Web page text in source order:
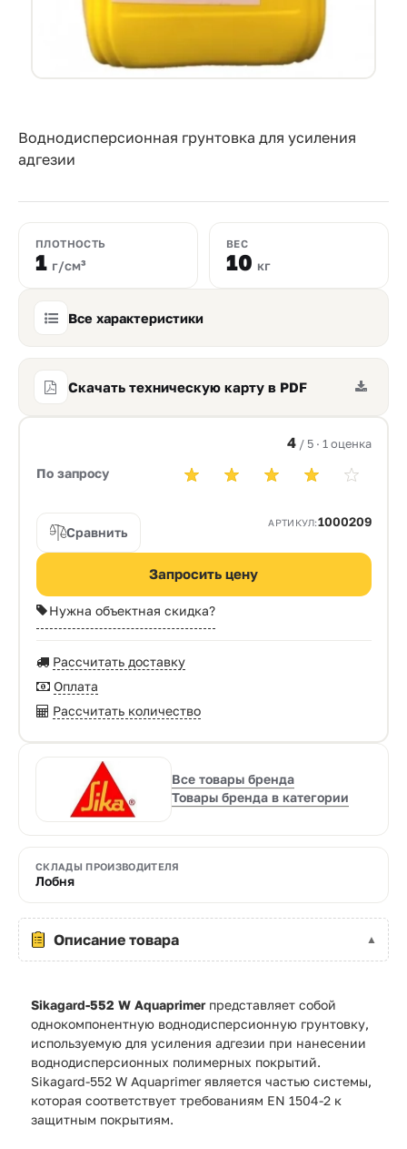
Контакты
8
550-
03-
50
sales@mpkm.org
Воднодисперсионная грунтовка для усиления
адгезии
ПЛОТНОСТЬ
1 г/см³
ВЕС
10 кг
Все характеристики
Скачать техническую карту в PDF
По запросу
4 / 5 · 1 оценка
Сравнить
АРТИКУЛ:1000209
Запросить цену
Нужна объектная скидка?
Рассчитать доставку
Оплата
Рассчитать количество
Все товары бренда
Товары бренда в категории
СКЛАДЫ ПРОИЗВОДИТЕЛЯ
Лобня
Описание товара
Sikagard-552 W Aquaprimerпредставляет собой
однокомпонентную воднодисперсионную грунтовку,
используемую для усиления адгезии при нанесении
воднодисперсионных полимерных покрытий.
Sikagard-552 W Aquaprimer является частью системы,
которая соответствует требованиям EN 1504-2 к
защитным покрытиям.